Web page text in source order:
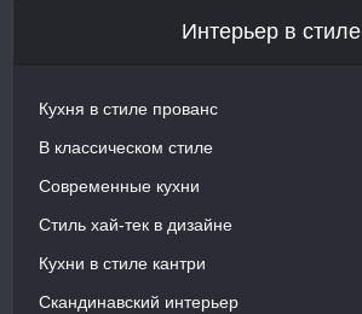
Интерьер в стиле
Кухня в стиле прованс
В классическом стиле
Современные кухни
Стиль хай-тек в дизайне
Кухни в стиле кантри
Скандинавский интерьер